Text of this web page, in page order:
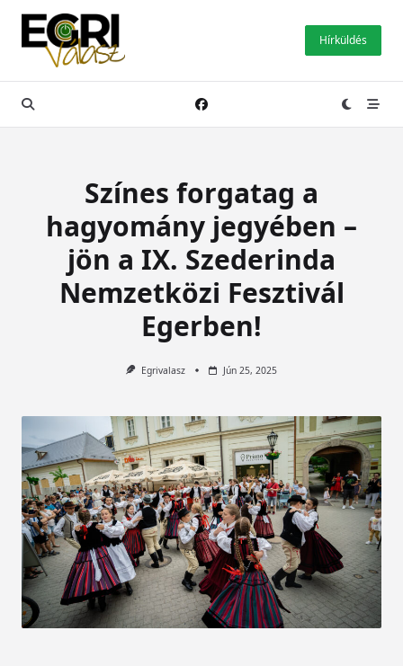
Skip
content
Hírküldés
Színes forgatag a
hagyomány jegyében –
jön a IX. Szederinda
Nemzetközi Fesztivál
Egerben!
Egrivalasz Jún 25, 2025